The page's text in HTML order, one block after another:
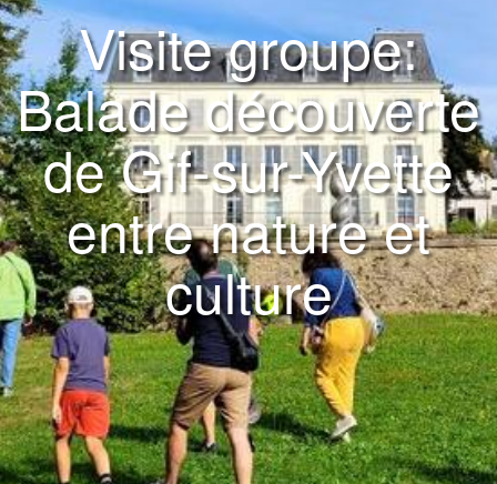
Visite groupe:
Balade découverte
de Gif-sur-Yvette
entre nature et
culture